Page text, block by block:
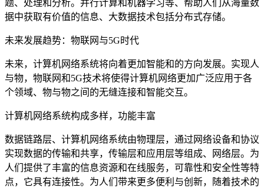
题、处理和分析。并行计算和机器学习等、帮助人们从海量数
据中获取有价值的信息、大数据技术包括分布式存储。
未来发展趋势：物联网与5G时代
未来，计算机网络系统将向着更加智能和的方向发展。实现人
与物，物联网和5G技术将使得计算机网络更加广泛应用于各
个领域、物与物之间的无缝连接和智能交互。
计算机网络系统构成多样，功能丰富
数据链路层、计算机网络系统由物理层，通过网络设备和协议
实现数据的传输和共享，传输层和应用层等组成、网络层。为
人们提供了丰富的信息资源和在线服务，可靠性和安全性等特
点，它具有连接性。为人们带来更多便利与创新，随着技术的